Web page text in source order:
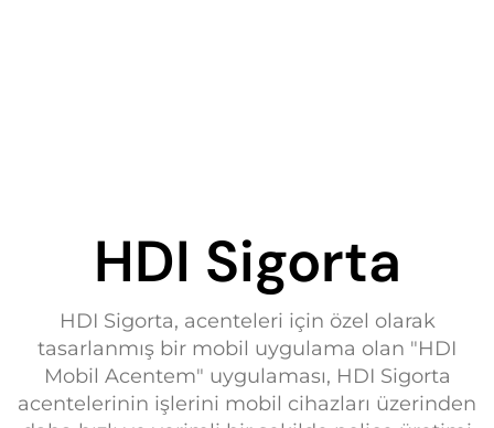
HDI Sigorta
HDI Sigorta, acenteleri için özel olarak
tasarlanmış bir mobil uygulama olan "HDI
Mobil Acentem" uygulaması, HDI Sigorta
acentelerinin işlerini mobil cihazları üzerinden